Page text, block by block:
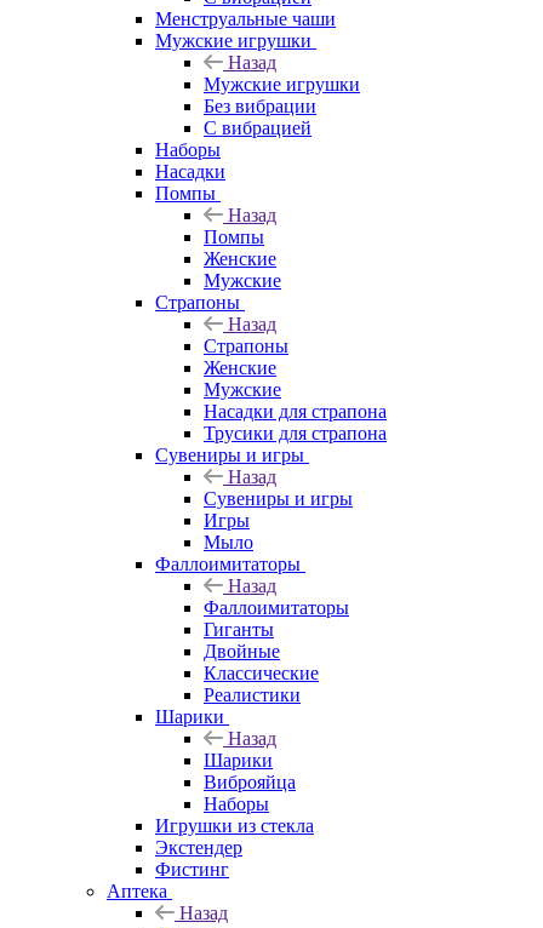
Менструальные чаши
Мужские игрушки
Назад
Мужские игрушки
Без вибрации
С вибрацией
Наборы
Насадки
Помпы
Назад
Помпы
Женские
Мужские
Страпоны
Назад
Страпоны
Женские
Мужские
Насадки для страпона
Трусики для страпона
Сувениры и игры
Назад
Сувениры и игры
Игры
Мыло
Фаллоимитаторы
Назад
Фаллоимитаторы
Гиганты
Двойные
Классические
Реалистики
Шарики
Назад
Шарики
Виброяйца
Наборы
Игрушки из стекла
Экстендер
Фистинг
Аптека
Назад